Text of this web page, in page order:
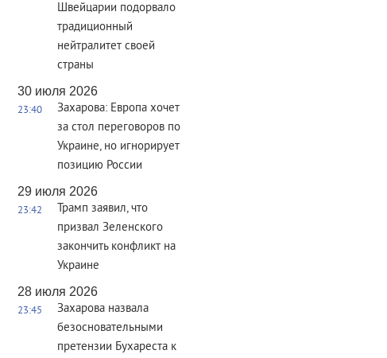
Швейцарии подорвало
традиционный
нейтралитет своей
страны
30 июля 2026
23:40
Захарова: Европа хочет
за стол переговоров по
Украине, но игнорирует
позицию России
29 июля 2026
23:42
Трамп заявил, что
призвал Зеленского
закончить конфликт на
Украине
28 июля 2026
23:45
Захарова назвала
безосновательными
претензии Бухареста к